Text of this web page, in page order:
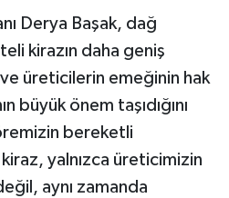
Derya Başak, dağ
kirazın daha geniş
ve üreticilerin emeğinin hak
büyük önem taşıdığını
bereketli
yalnızca üreticimizin
aynı zamanda